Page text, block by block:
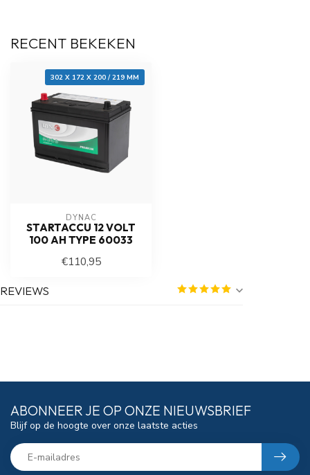
RECENT BEKEKEN
302 X 172 X 200 / 219 MM
DYNAC
STARTACCU 12 VOLT
100 AH TYPE 60033
€110,95
REVIEWS
ABONNEER JE OP ONZE NIEUWSBRIEF
Blijf op de hoogte over onze laatste acties